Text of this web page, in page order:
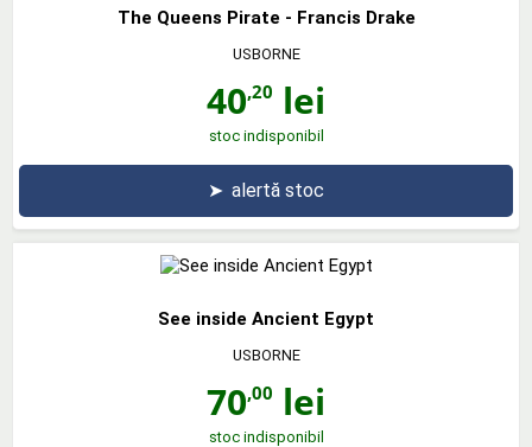
The Queens Pirate - Francis Drake
USBORNE
40,20 lei
stoc indisponibil
➤ alertă stoc
See inside Ancient Egypt
USBORNE
70,00 lei
stoc indisponibil